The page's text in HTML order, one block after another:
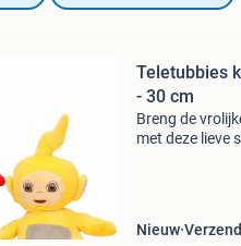
Teletubbies
- 30 cm
Breng de
met deze lieve
Nieuw